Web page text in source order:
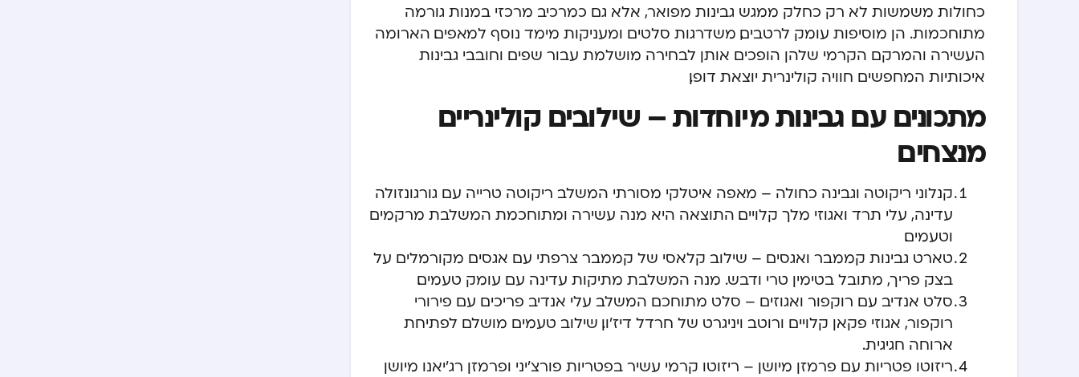
כחולות משמשות לא רק כחלק ממגש גבינות מפואר, אלא גם כמרכיב מרכזי במנות גורמה
מתוחכמות. הן מוסיפות עומק לרטבים, משדרגות סלטים ומעניקות מימד נוסף למאפים. הארומה
העשירה והמרקם הקרמי שלהן הופכים אותן לבחירה מושלמת עבור שפים וחובבי גבינות
איכותיות המחפשים חוויה קולינרית יוצאת דופן.
מתכונים עם גבינות מיוחדות – שילובים קולינריים
מנצחים
קנלוני ריקוטה וגבינה כחולה – מאפה איטלקי מסורתי המשלב ריקוטה טרייה עם גורגונזולה
עדינה, עלי תרד ואגוזי מלך קלויים. התוצאה היא מנה עשירה ומתוחכמת המשלבת מרקמים
וטעמים.
טארט גבינות קממבר ואגסים – שילוב קלאסי של קממבר צרפתי עם אגסים מקורמלים על
בצק פריך, מתובל בטימין טרי ודבש. מנה המשלבת מתיקות עדינה עם עומק טעמים.
סלט אנדיב עם רוקפור ואגוזים – סלט מתוחכם המשלב עלי אנדיב פריכים עם פירורי
רוקפור, אגוזי פקאן קלויים ורוטב ויניגרט של חרדל דיז'ון. שילוב טעמים מושלם לפתיחת
ארוחה חגיגית.
ריזוטו פטריות עם פרמזן מיושן – ריזוטו קרמי עשיר בפטריות פורצ'יני ופרמזן רג'יאנו מיושן